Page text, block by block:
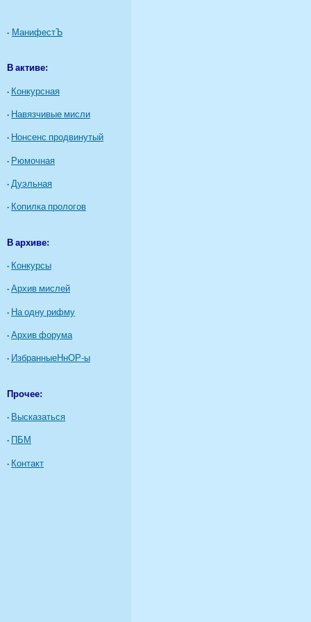
· МанифестЪ
В активе:
· Конкурсная
· Навязчивые мисли
· Нонсенс продвинутый
· Рюмочная
·Дуэльная
· Копилка прологов
В архиве:
· Конкурсы
·Архив мислей
· На одну рифму
·Архив форума
· ИзбранныеНнОР-ы
Прочее:
· Высказаться
· ПБМ
· Контакт